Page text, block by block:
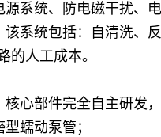
系统、防电磁干扰、电
系统包括：自清洗、
的人工成本。
心部件完全自主研发
蠕动泵管；